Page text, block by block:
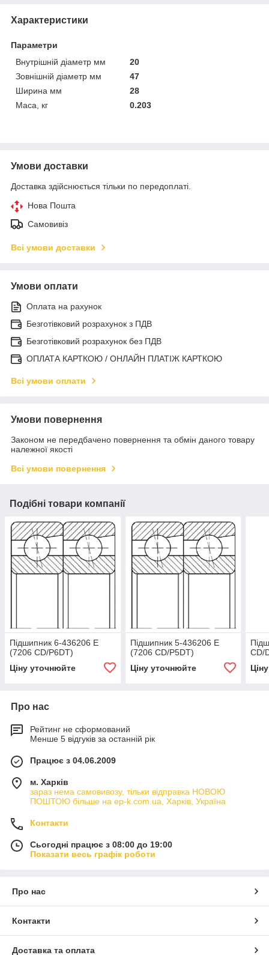
Характеристики
Параметри
Внутрішній діаметр мм
20
Зовнішній діаметр мм
47
Ширина мм
28
Маса, кг
0.203
Умови доставки
Доставка здійснюється тільки по передоплаті.
Нова Пошта
Самовивіз
Всі умови доставки
Умови оплати
Оплата на рахунок
Безготівковий розрахунок з ПДВ
Безготівковий розрахунок без ПДВ
ОПЛАТА КАРТКОЮ / ОНЛАЙН ПЛАТІЖ КАРТКОЮ
Всі умови оплати
Умови повернення
Законом не передбачено повернення та обмін даного товару
належної якості
Всі умови повернення
Подібні товари компанії
Підшипник 6-436206 E
(7206 СD/P6DT)
Ціну уточнюйте
Підшипник 5-436206 E
(7206 СD/P5DT)
Ціну уточнюйте
СD/
Про нас
Рейтинг не сформований
Менше 5 відгуків за останній рік
Працює з 04.06.2009
м. Харків
зараз нема самовивозу, тільки відправка НОВОЮ
ПОШТОЮ більше на ep-k.com.ua, Харків, Україна
Контакти
Сьогодні працює з 08:00 до 19:00
Показати весь графік роботи
Про нас
Контакти
Доставка та оплата